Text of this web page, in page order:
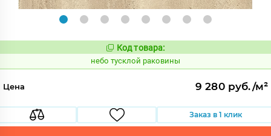
Код:
1122703
Код товара:
небо тусклой раковины
Цена 9 280 руб./м²
Заказ в 1 клик